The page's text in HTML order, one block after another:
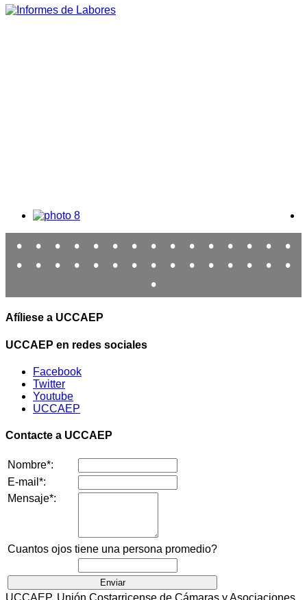
• • • • • • • • • • • • • •
•
•
• • • • • • • • • • • • •
•
•
Afíliese a UCCAEP
UCCAEP en redes sociales
Facebook
Twitter
Youtube
UCCAEP
Contacte a UCCAEP
Nombre*:
E-mail*:
Mensaje*:
Cuantos ojos tiene una persona promedio?